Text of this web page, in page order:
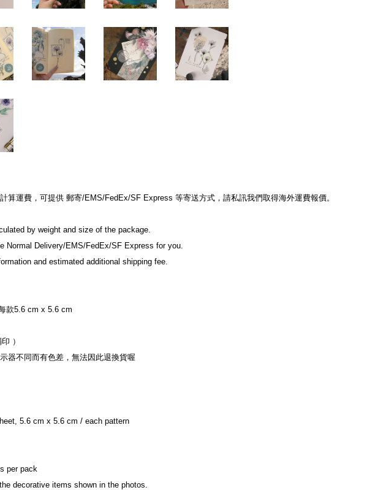
算運費，可提供 郵寄/EMS/FedEx/SF Express 等寄送方式，請私訊我們取得海外運費報價。
by weight and size of the package.
Normal Delivery/EMS/FedEx/SF Express for you.
and estimated additional shipping fee.
款5.6 cm x 5.6 cm
）
器不同而有色差，無法因此退換貨喔
5.6 cm x 5.6 cm / each pattern
per pack
decorative items shown in the photos.